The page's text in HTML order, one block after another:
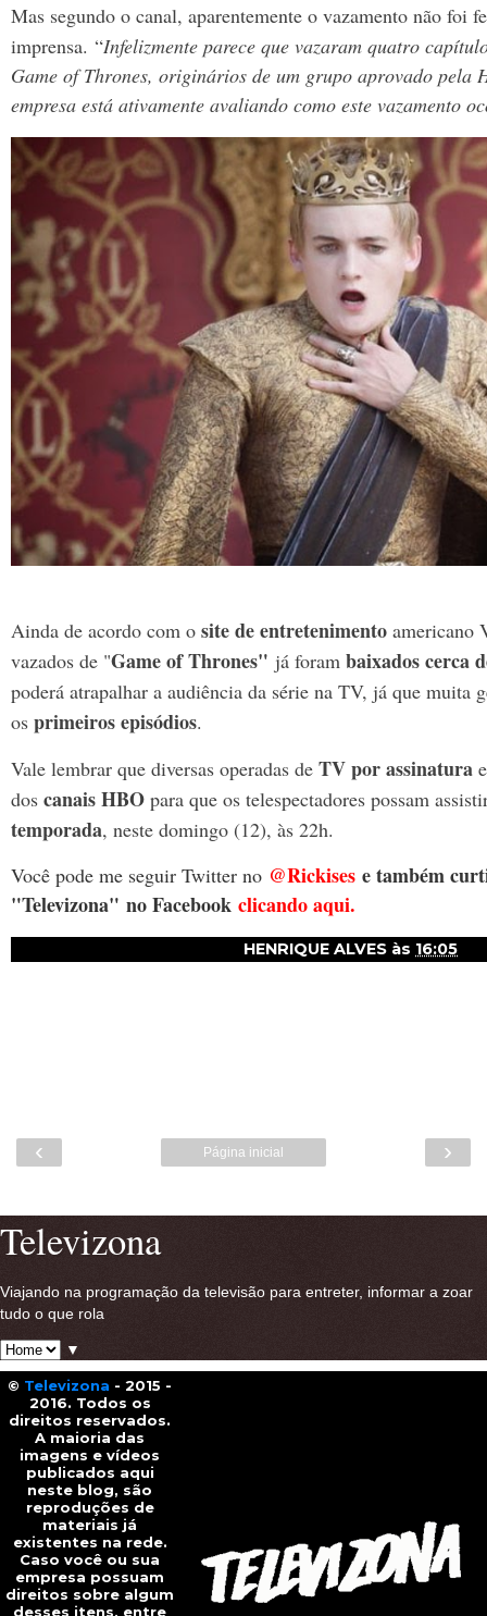
Mas segundo o canal, aparentemente o vazamento não foi
imprensa. “Infelizmente parece que vazaram quatro
Game of Thrones, originários de um grupo aprovado pela
empresa está ativamente avaliando como este vazamento
Ainda de acordo com o site de entretenimento americano
vazados de "Game of Thrones" já foram baixados cerca
poderá atrapalhar a audiência da série na TV, já que muita
os primeiros episódios.
Vale lembrar que diversas operadas de TV por assinatura
dos canais HBO para que os telespectadores possam
temporada, neste domingo (12), às 22h.
Você pode me seguir Twitter no @Rickises e também
"Televizona" no Facebook clicando aqui.
HENRIQUE ALVES às 16:05
‹ ›
Página inicial
Televizona
Viajando na programação da televisão para entreter, informar a zoar
tudo o que rola
▼
© Televizona - 2015 -
2016. Todos os
direitos reservados.
A maioria das
imagens e vídeos
publicados aqui
neste blog, são
reproduções de
materiais já
existentes na rede.
Caso você ou sua
empresa possuam
direitos sobre algum
desses itens, entre